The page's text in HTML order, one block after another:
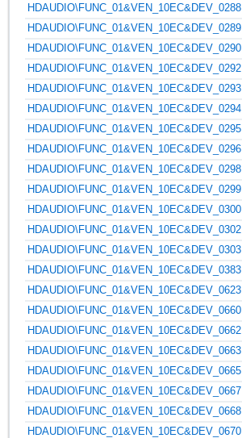
HDAUDIO\FUNC_01&VEN_10EC&DEV_0288
HDAUDIO\FUNC_01&VEN_10EC&DEV_0289
HDAUDIO\FUNC_01&VEN_10EC&DEV_0290
HDAUDIO\FUNC_01&VEN_10EC&DEV_0292
HDAUDIO\FUNC_01&VEN_10EC&DEV_0293
HDAUDIO\FUNC_01&VEN_10EC&DEV_0294
HDAUDIO\FUNC_01&VEN_10EC&DEV_0295
HDAUDIO\FUNC_01&VEN_10EC&DEV_0296
HDAUDIO\FUNC_01&VEN_10EC&DEV_0298
HDAUDIO\FUNC_01&VEN_10EC&DEV_0299
HDAUDIO\FUNC_01&VEN_10EC&DEV_0300
HDAUDIO\FUNC_01&VEN_10EC&DEV_0302
HDAUDIO\FUNC_01&VEN_10EC&DEV_0303
HDAUDIO\FUNC_01&VEN_10EC&DEV_0383
HDAUDIO\FUNC_01&VEN_10EC&DEV_0623
HDAUDIO\FUNC_01&VEN_10EC&DEV_0660
HDAUDIO\FUNC_01&VEN_10EC&DEV_0662
HDAUDIO\FUNC_01&VEN_10EC&DEV_0663
HDAUDIO\FUNC_01&VEN_10EC&DEV_0665
HDAUDIO\FUNC_01&VEN_10EC&DEV_0667
HDAUDIO\FUNC_01&VEN_10EC&DEV_0668
HDAUDIO\FUNC_01&VEN_10EC&DEV_0670